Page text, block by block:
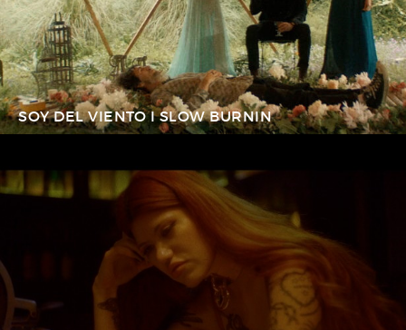
SOY DEL VIENTO I SLOW BURNIN